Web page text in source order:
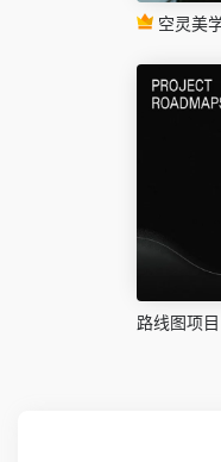
空灵美
路线图项目